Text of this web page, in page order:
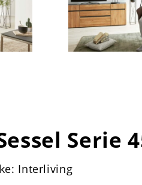
Serie
Interliving